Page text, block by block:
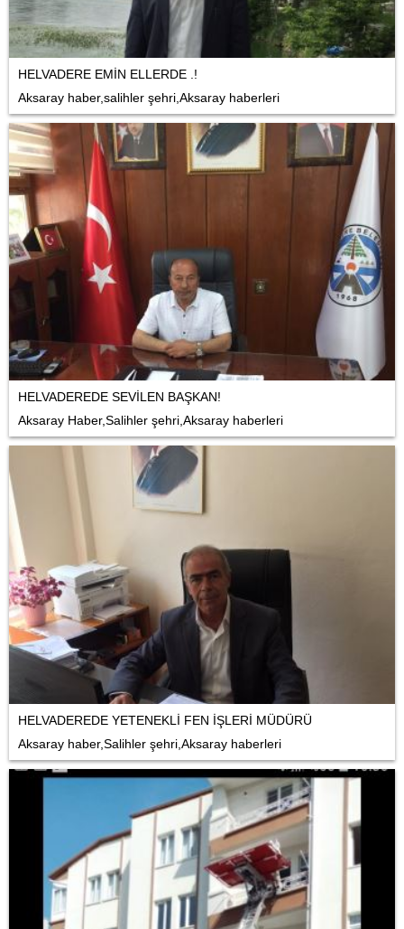
HELVADERE EMİN ELLERDE .!
Aksaray haber,salihler şehri,Aksaray haberleri
HELVADEREDE SEVİLEN BAŞKAN!
Aksaray Haber,Salihler şehri,Aksaray haberleri
HELVADEREDE YETENEKLİ FEN İŞLERİ MÜDÜRÜ
Aksaray haber,Salihler şehri,Aksaray haberleri